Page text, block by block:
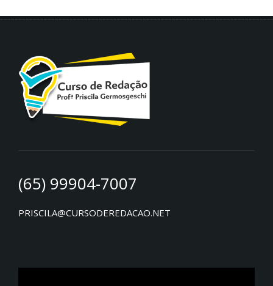
(65) 99904-7007
PRISCILA@CURSODEREDACAO.NET